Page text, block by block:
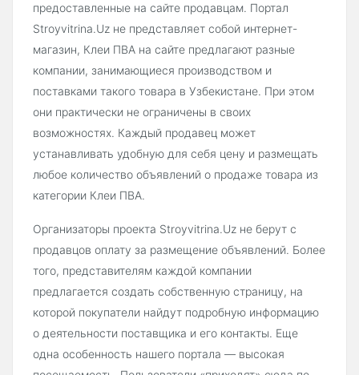
предоставленные на сайте продавцам. Портал
Stroyvitrina.Uz не представляет собой интернет-
магазин, Клеи ПВА на сайте предлагают разные
компании, занимающиеся производством и
поставками такого товара в Узбекистане. При этом
они практически не ограничены в своих
возможностях. Каждый продавец может
устанавливать удобную для себя цену и размещать
любое количество объявлений о продаже товара из
категории Клеи ПВА.
Организаторы проекта Stroyvitrina.Uz не берут с
продавцов оплату за размещение объявлений. Более
того, представителям каждой компании
предлагается создать собственную страницу, на
которой покупатели найдут подробную информацию
о деятельности поставщика и его контакты. Еще
одна особенность нашего портала — высокая